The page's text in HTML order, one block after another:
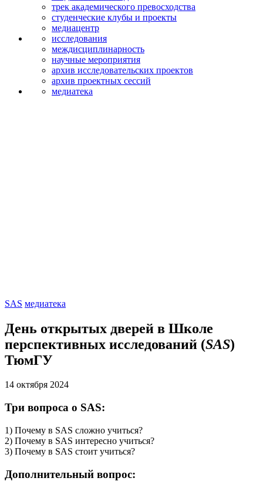
трек академического превосходства
студенческие клубы и проекты
медиацентр
исследования
междисципли­нарность
научные мероприятия
архив исследова­тельских проектов
архив проектных сессий
медиатека
SAS медиатека
День открытых дверей в Школе
перспективных исследований (SAS)
ТюмГУ
14 октября 2024
Три вопроса о SAS:
1) Почему в SAS сложно учиться?
2) Почему в SAS интересно учиться?
3) Почему в SAS стоит учиться?
Дополнительный вопрос: